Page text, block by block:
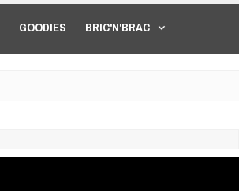
GOODIES BRIC'N'BRAC